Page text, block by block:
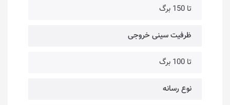
تا 150 برگ
ظرفیت سینی خروجی
تا 100 برگ
نوع رسانه